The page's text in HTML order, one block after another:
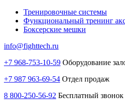
Тренировочные системы
Функциональный тренинг
Боксерские мешки
info@fighttech.ru
+7 968-753-10-59 Оборудование
+7 987 963-69-54 Отдел продаж
8 800-250-56-92 Бесплатный